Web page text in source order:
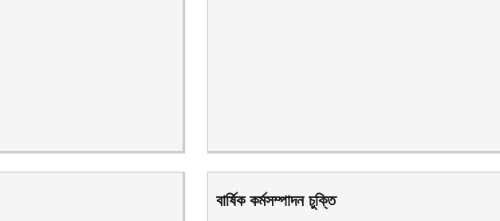
বার্ষিক কর্মসম্পাদন চুক্তি